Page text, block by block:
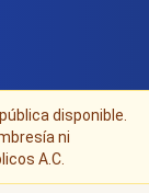
disponible.
ni
A.C.